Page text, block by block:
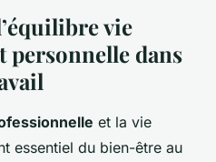
vie
personnelle dans
et la vie
essentiel du bien-être au